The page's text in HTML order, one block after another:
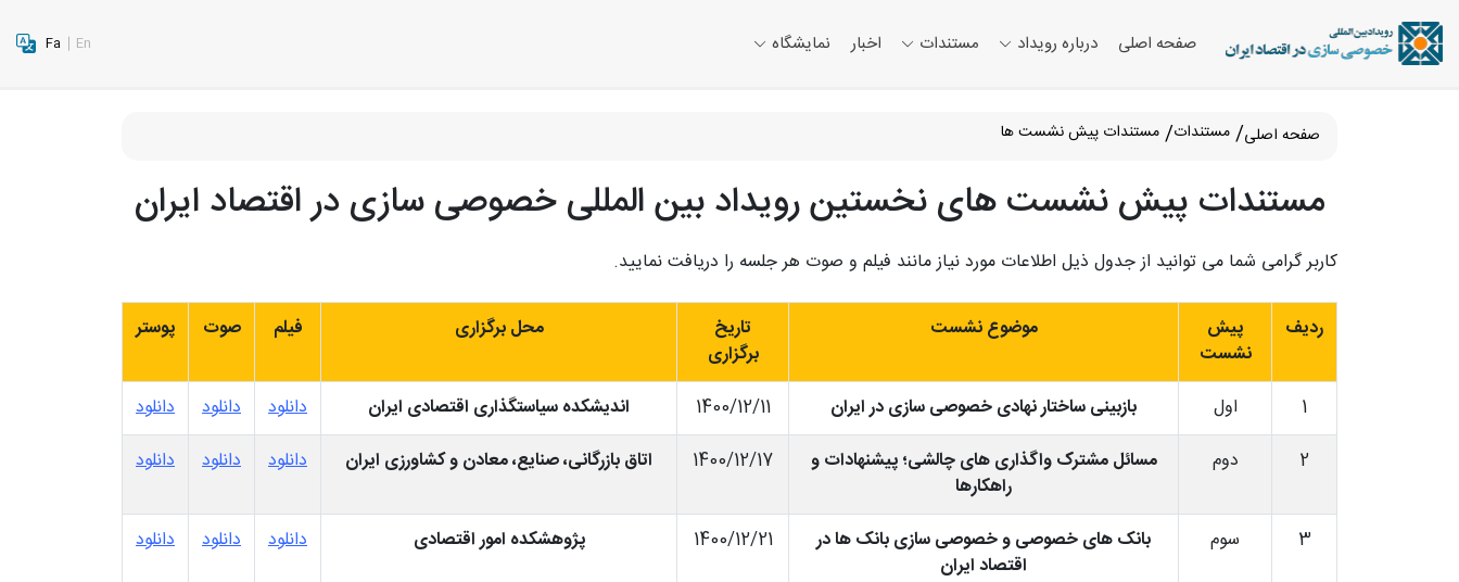
صفحه اصلی درباره رویداد مستندات اخبار نمایشگاه En
Fa
صفحه اصلی مستندات مستندات پیش نشست ها
مستندات پیش نشست های نخستین رویداد بین المللی خصوصی سازی در اقتصاد ایران
کاربر گرامی شما می توانید از جدول ذیل اطلاعات مورد نیاز مانند فیلم و صوت هر جلسه را دریافت نمایید.
ردیف
پیش
نشست
موضوع نشست
تاریخ
برگزاری
محل برگزاری فیلم صوت پوستر
1 اول بازبینی ساختار نهادی خصوصی سازی در ایران 1400/12/11 اندیشکده سیاستگذاری اقتصادی ایران دانلود دانلود
دانلود
2
دوم
مسائل مشترک واگذاری های چالشی؛ پیشنهادات و
راهکارها
1400/12/17 اتاق بازرگانی، صنایع، معادن و کشاورزی ایران دانلود دانلود دانلود
3 سوم
بانک های خصوصی و خصوصی سازی بانک ها در
اقتصاد ایران
1400/12/21 پژوهشکده امور اقتصادی دانلود دانلود دانلود